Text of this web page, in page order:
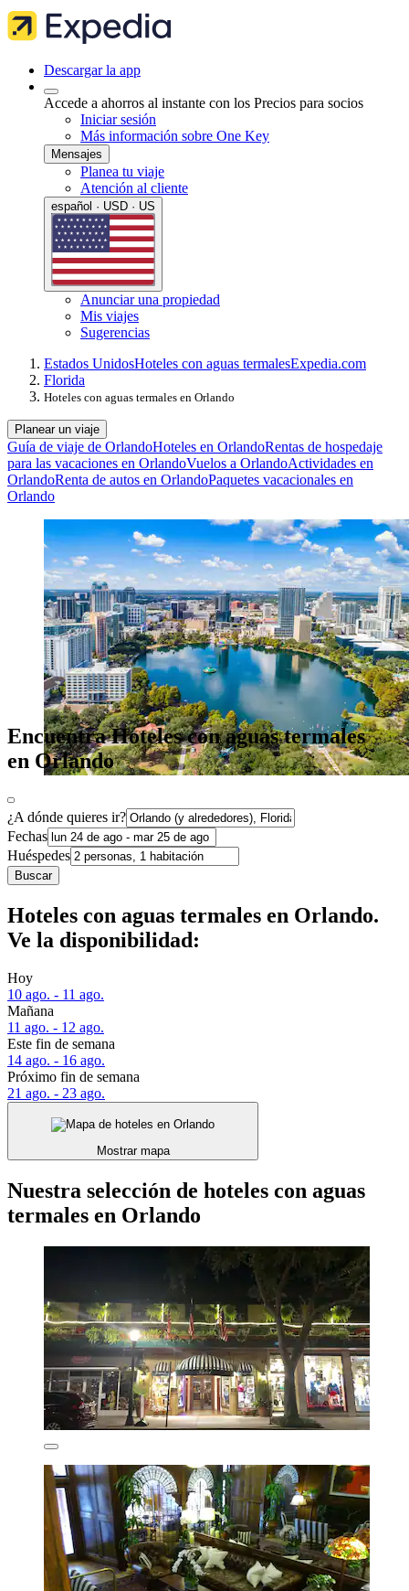
Descargar la app
Accede a ahorros al instante con los Precios para socios
Iniciar sesión
Más información sobre One Key
Mensajes
Planea tu viaje
Atención al cliente
español · USD · US
Anunciar una propiedad
Mis viajes
Sugerencias
Estados UnidosHoteles con aguas termalesExpedia.com
Florida
Hoteles con aguas termales en Orlando
Planear un viaje
Guía de viaje de OrlandoHoteles en OrlandoRentas de hospedaje
para las vacaciones en OrlandoVuelos a OrlandoActividades en
OrlandoRenta de autos en OrlandoPaquetes vacacionales en
Orlando
Encuentra Hoteles con aguas termales
en Orlando
¿A dónde quieres ir?
Fechas
Huéspedes
Buscar
Hoteles con aguas termales en Orlando.
Ve la disponibilidad:
Hoy
10 ago. - 11 ago.
Mañana
11 ago. - 12 ago.
Este fin de semana
14 ago. - 16 ago.
Próximo fin de semana
21 ago. - 23 ago.
Mostrar mapa
Nuestra selección de hoteles con aguas
termales en Orlando